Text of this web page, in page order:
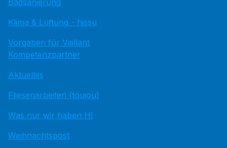
Badsanierung
Klima & Lüftung - hissu
Vorgaben für Vaillant
Kompetenzpartner
Aktuelles
Fliesenarbeiten (toujou)
Was nur wir haben HI
Weihnachtspost